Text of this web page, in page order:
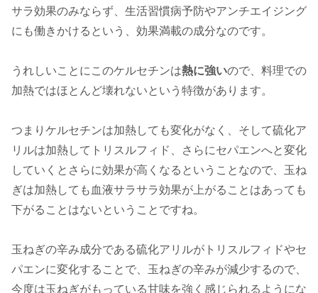
サラ効果のみならず、生活習慣病予防やアンチエイジング
にも働きかけるという、効果満載の成分なのです。
うれしいことにこのケルセチンは熱に強いので、料理での
加熱ではほとんど壊れないという特徴があります。
つまりケルセチンは加熱しても変化がなく、そして硫化ア
リルは加熱してトリスルフィド、さらにセパエンへと変化
していくとさらに効果が高くなるということなので、玉ね
ぎは加熱しても血液サラサラ効果が上がることはあっても
下がることはないということですね。
玉ねぎの辛み成分である硫化アリルがトリスルフィドやセ
パエンに変化することで、玉ねぎの辛みが減少するので、
今度は玉ねぎがもっている甘味を強く感じられるようにな